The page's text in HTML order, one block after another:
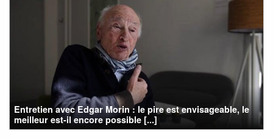
Entretien avec Edgar Morin : le pire est envisageable, le
meilleur est-il encore possible [...]